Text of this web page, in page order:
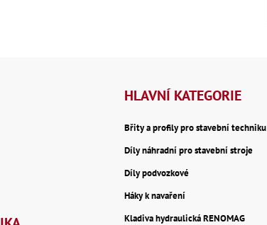
HLAVNÍ KATEGORIE
Břity a profily pro stavební techniku
Díly náhradní pro stavební stroje
Díly podvozkové
Háky k navaření
Kladiva hydraulická RENOMAG